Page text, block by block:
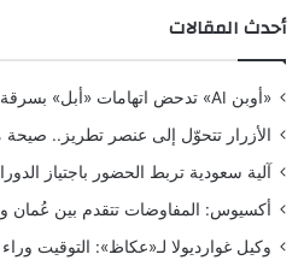
أحدث المقالات
«أوبن AI» تدحض اتهامات «أبل» بسرقة أسرار تجارية
الأزرار تتحوّل إلى عنصر تطريز.. صيحة
آلية سعودية تربط الحضور باجتياز
أكسيوس: المفاوضات تتقدم بين عُمان
وكيل غوارديولا لـ«عكاظ»: التوقيت